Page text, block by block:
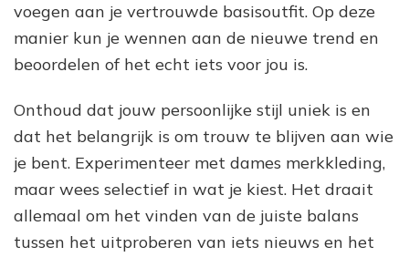
voegen aan je vertrouwde basisoutfit. Op deze
manier kun je wennen aan de nieuwe trend en
beoordelen of het echt iets voor jou is.
Onthoud dat jouw persoonlijke stijl uniek is en
dat het belangrijk is om trouw te blijven aan wie
je bent. Experimenteer met dames merkkleding,
maar wees selectief in wat je kiest. Het draait
allemaal om het vinden van de juiste balans
tussen het uitproberen van iets nieuws en het